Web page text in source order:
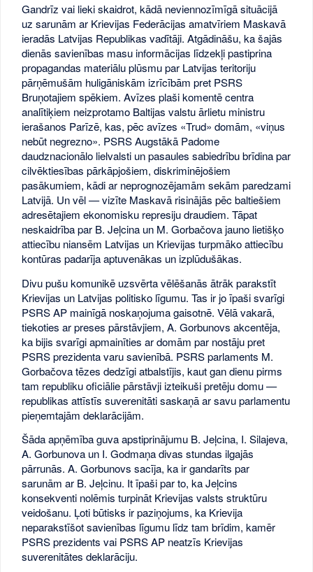
Gandrīz vai lieki skaidrot, kādā neviennozīmīgā situācijā
uz sarunām ar Krievijas Federācijas amatvīriem Maskavā
ieradās Latvijas Republikas vadītāji. Atgādināšu, ka šajās
dienās savienības masu informācijas līdzekļi pastiprina
propagandas materiālu plūsmu par Latvijas teritoriju
pārņēmušām huligāniskām izrīcībām pret PSRS
Bruņotajiem spēkiem. Avīzes plaši komentē centra
analītiķiem neizprotamo Baltijas valstu ārlietu ministru
ierašanos Parīzē, kas, pēc avīzes «Trud» domām, «viņus
nebūt negrezno». PSRS Augstākā Padome
daudznacionālo lielvalsti un pasaules sabiedrību brīdina par
cilvēktiesības pārkāpjošiem, diskriminējošiem
pasākumiem, kādi ar neprognozējamām sekām paredzami
Latvijā. Un vēl — vizīte Maskavā risinājās pēc baltiešiem
adresētajiem ekonomisku represiju draudiem. Tāpat
neskaidrība par B. Jeļcina un M. Gorbačova jauno lietišķo
attiecību niansēm Latvijas un Krievijas turpmāko attiecību
kontūras padarīja aptuvenākas un izplūdušākas.
Divu pušu komunikē uzsvērta vēlēšanās ātrāk parakstīt
Krievijas un Latvijas politisko līgumu. Tas ir jo īpaši svarīgi
PSRS AP mainīgā noskaņojuma gaisotnē. Vēlā vakarā,
tiekoties ar preses pārstāvjiem, A. Gorbunovs akcentēja,
ka bijis svarīgi apmainīties ar domām par nostāju pret
PSRS prezidenta varu savienībā. PSRS parlaments M.
Gorbačova tēzes dedzīgi atbalstījis, kaut gan dienu pirms
tam republiku oficiālie pārstāvji izteikuši pretēju domu —
republikas attīstīs suverenitāti saskaņā ar savu parlamentu
pieņemtajām deklarācijām.
Šāda apņēmība guva apstiprinājumu B. Jeļcina, I. Silajeva,
A. Gorbunova un I. Godmaņa divas stundas ilgajās
pārrunās. A. Gorbunovs sacīja, ka ir gandarīts par
sarunām ar B. Jeļcinu. It īpaši par to, ka Jeļcins
konsekventi nolēmis turpināt Krievijas valsts struktūru
veidošanu. Ļoti būtisks ir paziņojums, ka Krievija
neparakstīšot savienības līgumu līdz tam brīdim, kamēr
PSRS prezidents vai PSRS AP neatzīs Krievijas
suverenitātes deklarāciju.